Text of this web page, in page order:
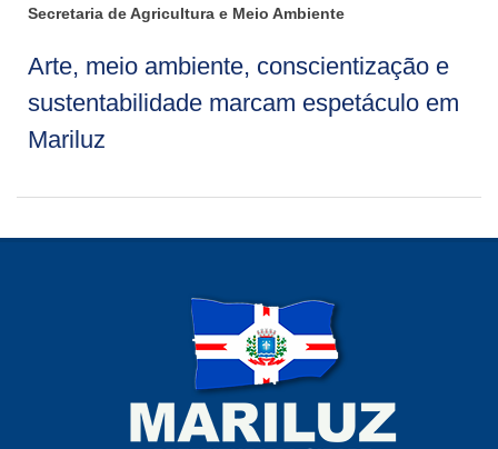
Secretaria de Agricultura e Meio Ambiente
Arte, meio ambiente, conscientização e
sustentabilidade marcam espetáculo em
Mariluz